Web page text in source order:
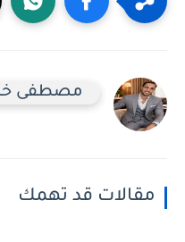
مصطفى
مقالات قد تهمك